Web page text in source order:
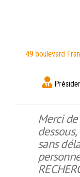
49 boulevard
Merci
dessous,
sans